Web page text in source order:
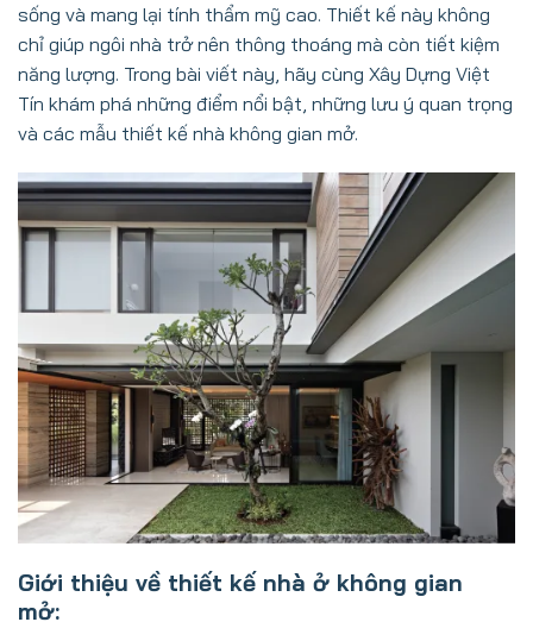
sống và mang lại tính thẩm mỹ cao. Thiết kế này không
chỉ giúp ngôi nhà trở nên thông thoáng mà còn tiết kiệm
năng lượng. Trong bài viết này, hãy cùng Xây Dựng Việt
Tín khám phá những điểm nổi bật, những lưu ý quan trọng
và các mẫu thiết kế nhà không gian mở.
Giới thiệu về thiết kế nhà ở không gian
mở: